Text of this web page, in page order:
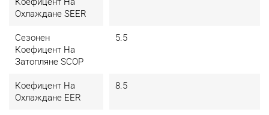
Охлаждане SEER
Сезонен
Коефицент На
Затопляне SCOP
5.5
Коефицент На
Охлаждане EER
8.5